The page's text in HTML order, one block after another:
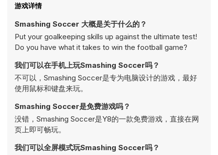
游戏详情
Smashing Soccer 大概是关于什么的？
Put your goalkeeping skills up against the ultimate test!
Do you have what it takes to win the football game?
我们可以在手机上玩Smashing Soccer吗？
不可以，Smashing Soccer是专为电脑设计的游戏，最好
使用鼠标和键盘来玩。
Smashing Soccer是免费游戏吗？
没错，Smashing Soccer是Y8的一款免费游戏，直接在网
页上即可畅玩。
我们可以全屏模式玩Smashing Soccer吗？